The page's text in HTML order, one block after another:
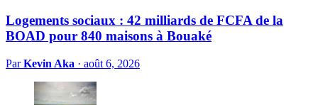
Logements sociaux : 42 milliards de FCFA de la
BOAD pour 840 maisons à Bouaké
ParKevin Aka · août 6, 2026